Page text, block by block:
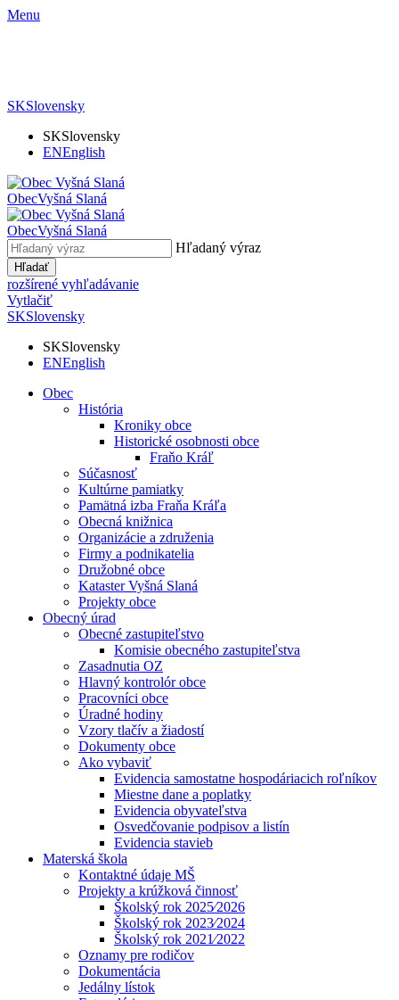
Menu
SKSlovensky
SKSlovensky
ENEnglish
ObecVyšná Slaná
ObecVyšná Slaná
Hľadaný výraz
Hľadať
rozšírené vyhľadávanie
Vytlačiť
SKSlovensky
SKSlovensky
ENEnglish
Obec
História
Kroniky obce
Historické osobnosti obce
Fraňo Kráľ
Súčasnosť
Kultúrne pamiatky
Pamätná izba Fraňa Kráľa
Obecná knižnica
Organizácie a združenia
Firmy a podnikatelia
Družobné obce
Kataster Vyšná Slaná
Projekty obce
Obecný úrad
Obecné zastupiteľstvo
Komisie obecného zastupiteľstva
Zasadnutia OZ
Hlavný kontrolór obce
Pracovníci obce
Úradné hodiny
Vzory tlačív a žiadostí
Dokumenty obce
Ako vybaviť
Evidencia samostatne hospodáriacich roľníkov
Miestne dane a poplatky
Evidencia obyvateľstva
Osvedčovanie podpisov a listín
Evidencia stavieb
Materská škola
Kontaktné údaje MŠ
Projekty a krúžková činnosť
Školský rok 2025⁄2026
Školský rok 2023⁄2024
Školský rok 2021⁄2022
Oznamy pre rodičov
Dokumentácia
Jedálny lístok